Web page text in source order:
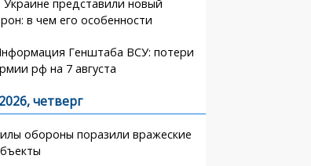
Украине представили новый
в чем его особенности
Генштаба ВСУ: потери
рф на 7 августа
четверг
обороны поразили вражеские